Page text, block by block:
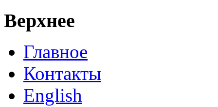
Верхнее
Главное
Контакты
English